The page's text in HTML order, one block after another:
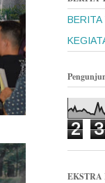
BERITA
2 3